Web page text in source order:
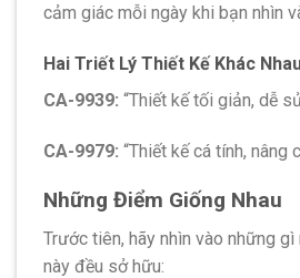
cảm giác mỗi ngày khi bạn nhìn
Hai Triết Lý Thiết Kế Khác
CA-9939: “Thiết kế tối giản, dễ
CA-9979: “Thiết kế cá tính, nâng
Những Điểm Giống Nhau
Trước tiên, hãy nhìn vào những
này đều sở hữu: